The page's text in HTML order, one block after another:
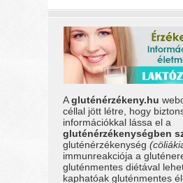
Agluténérzékeny.hu
céllal jött létre, hogy
információkkal lássa el a
gluténérzékenységben
gluténérzékenység
immunreakciója a
gluténmentes diétával
kaphatóak gluténmentes